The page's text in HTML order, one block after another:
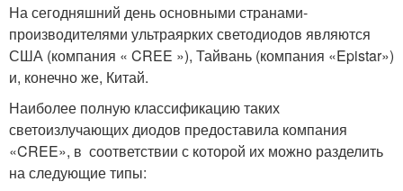
На сегодняшний день основными странами-
производителями ультраярких светодиодов являются
США (компания « CREE »), Тайвань (компания «Epistar»)
и, конечно же, Китай.
Наиболее полную классификацию таких
светоизлучающих диодов предоставила компания
«CREE», в соответствии с которой их можно разделить
на следующие типы: